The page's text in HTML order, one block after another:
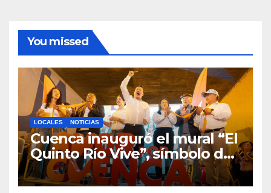
You missed
LOCALES NOTICIAS
Cuenca inauguró el mural “El
Quinto Río Vive”, símbolo de
la defensa ciudadana del
agua